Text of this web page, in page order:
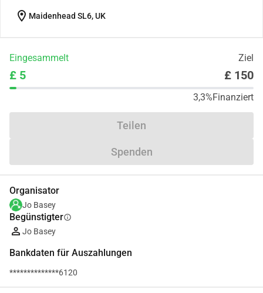
location_on Maidenhead SL6, UK
Eingesammelt Ziel
£ 5 £ 150
3,3%Finanziert
Teilen
Spenden
Organisator
Jo Basey
Begünstigterinfo
Jo Basey
Bankdaten für Auszahlungen
**************6120